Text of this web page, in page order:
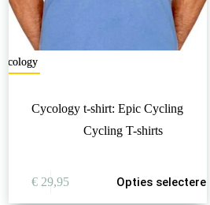
Cycology
Cycology t-shirt: Epic Cycling
Cycling T-shirts
€ 29,95 Opties selecteren
product